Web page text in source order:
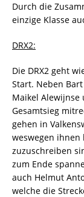
Durch die
einzige Klasse
DRX2:
Die DRX2 geht
Start. Neben
Maikel Alewijnse
Gesamtsieg
gehen in
weswegen ihnen
zuzuschreiben
zum Ende
auch Helmut
welche die